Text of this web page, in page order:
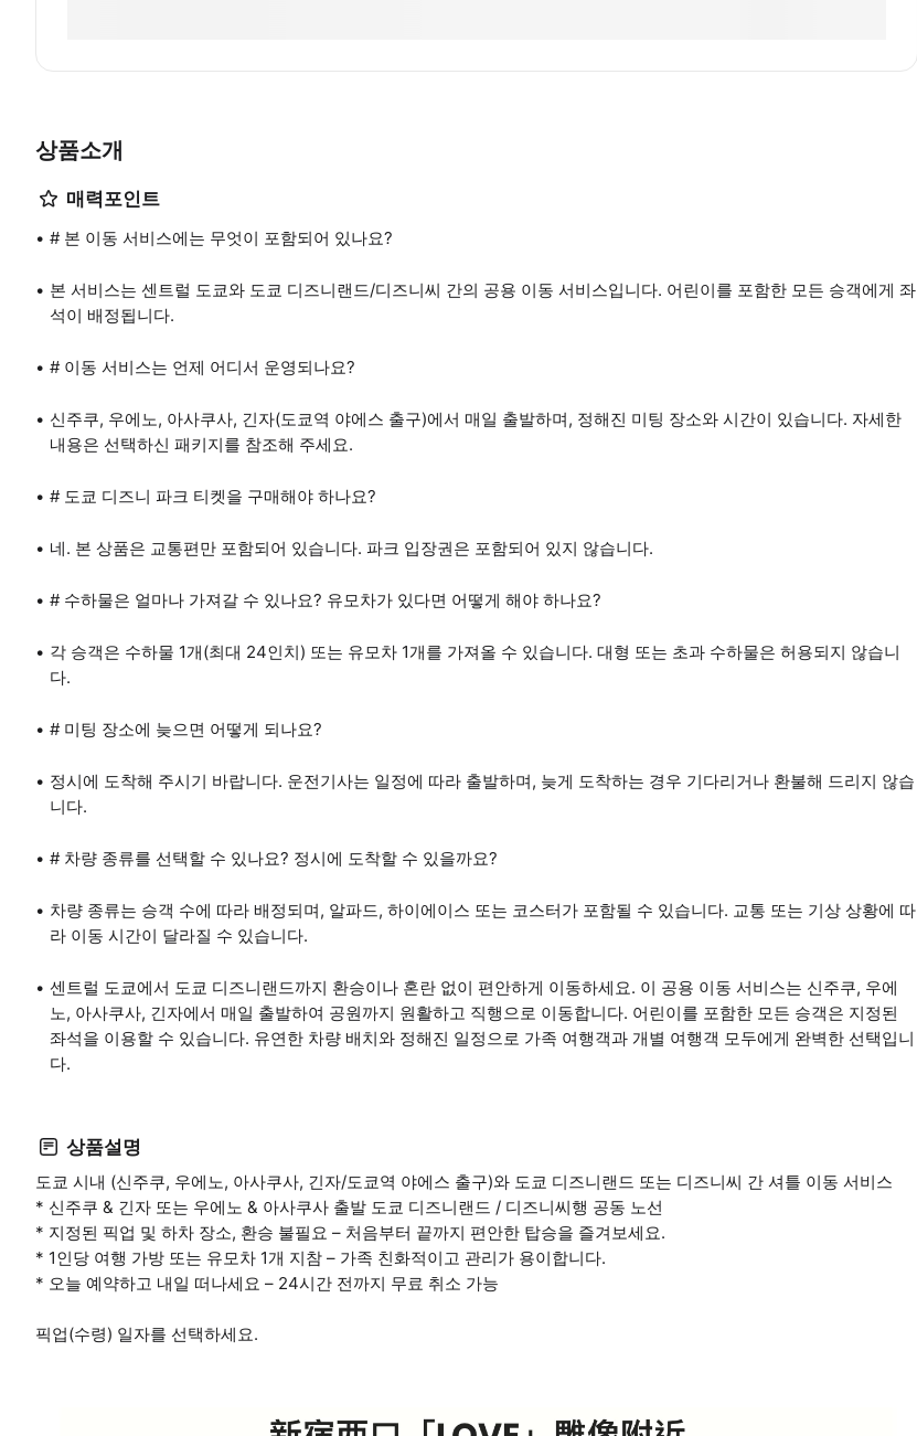
상품소개
매력포인트
# 본 이동 서비스에는 무엇이 포함되어 있나요?
본 서비스는 센트럴 도쿄와 도쿄 디즈니랜드/디즈니씨 간의 공용 이동 서비스입니다. 어린이를 포함한 모든 승객에게 좌
석이 배정됩니다.
# 이동 서비스는 언제 어디서 운영되나요?
신주쿠, 우에노, 아사쿠사, 긴자(도쿄역 야에스 출구)에서 매일 출발하며, 정해진 미팅 장소와 시간이 있습니다. 자세한
내용은 선택하신 패키지를 참조해 주세요.
# 도쿄 디즈니 파크 티켓을 구매해야 하나요?
네. 본 상품은 교통편만 포함되어 있습니다. 파크 입장권은 포함되어 있지 않습니다.
# 수하물은 얼마나 가져갈 수 있나요? 유모차가 있다면 어떻게 해야 하나요?
각 승객은 수하물 1개(최대 24인치) 또는 유모차 1개를 가져올 수 있습니다. 대형 또는 초과 수하물은 허용되지 않습니
다.
# 미팅 장소에 늦으면 어떻게 되나요?
정시에 도착해 주시기 바랍니다. 운전기사는 일정에 따라 출발하며, 늦게 도착하는 경우 기다리거나 환불해 드리지 않습
니다.
# 차량 종류를 선택할 수 있나요? 정시에 도착할 수 있을까요?
차량 종류는 승객 수에 따라 배정되며, 알파드, 하이에이스 또는 코스터가 포함될 수 있습니다. 교통 또는 기상 상황에 따
라 이동 시간이 달라질 수 있습니다.
센트럴 도쿄에서 도쿄 디즈니랜드까지 환승이나 혼란 없이 편안하게 이동하세요. 이 공용 이동 서비스는 신주쿠, 우에
노, 아사쿠사, 긴자에서 매일 출발하여 공원까지 원활하고 직행으로 이동합니다. 어린이를 포함한 모든 승객은 지정된
좌석을 이용할 수 있습니다. 유연한 차량 배치와 정해진 일정으로 가족 여행객과 개별 여행객 모두에게 완벽한 선택입니
다.
상품설명
도쿄 시내 (신주쿠, 우에노, 아사쿠사, 긴자/도쿄역 야에스 출구)와 도쿄 디즈니랜드 또는 디즈니씨 간 셔틀 이동 서비스
* 신주쿠 & 긴자 또는 우에노 & 아사쿠사 출발 도쿄 디즈니랜드 / 디즈니씨행 공동 노선
* 지정된 픽업 및 하차 장소, 환승 불필요 – 처음부터 끝까지 편안한 탑승을 즐겨보세요.
* 1인당 여행 가방 또는 유모차 1개 지참 – 가족 친화적이고 관리가 용이합니다.
* 오늘 예약하고 내일 떠나세요 – 24시간 전까지 무료 취소 가능
픽업(수령) 일자를 선택하세요.